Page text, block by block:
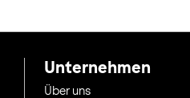
Unternehmen
Über uns